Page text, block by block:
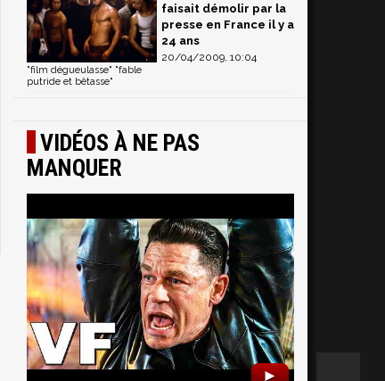
faisait démolir par la
presse en France il y a
24 ans
20/04/2009, 10:04
"film dégueulasse" "fable
putride et bêtasse"
VIDÉOS À NE PAS
MANQUER
►